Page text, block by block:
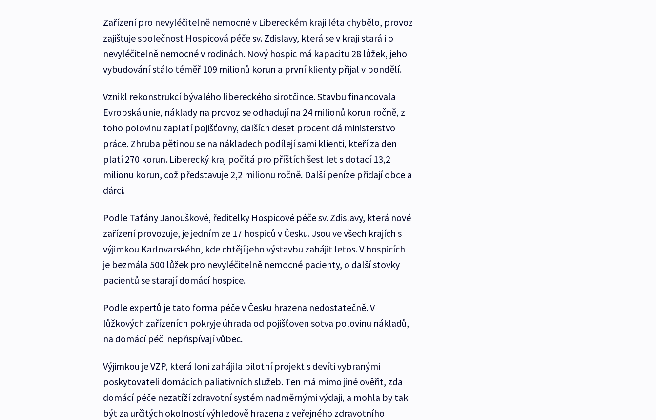
Zařízení pro nevyléčitelně nemocné v Libereckém kraji léta chybělo, provoz
zajišťuje společnost Hospicová péče sv. Zdislavy, která se v kraji stará i o
nevyléčitelně nemocné v rodinách. Nový hospic má kapacitu 28 lůžek, jeho
vybudování stálo téměř 109 milionů korun a první klienty přijal v pondělí.
Vznikl rekonstrukcí bývalého libereckého sirotčince. Stavbu financovala
Evropská unie, náklady na provoz se odhadují na 24 milionů korun ročně, z
toho polovinu zaplatí pojišťovny, dalších deset procent dá ministerstvo
práce. Zhruba pětinou se na nákladech podílejí sami klienti, kteří za den
platí 270 korun. Liberecký kraj počítá pro příštích šest let s dotací 13,2
milionu korun, což představuje 2,2 milionu ročně. Další peníze přidají obce a
dárci.
Podle Taťány Janouškové, ředitelky Hospicové péče sv. Zdislavy, která nové
zařízení provozuje, je jedním ze 17 hospiců v Česku. Jsou ve všech krajích s
výjimkou Karlovarského, kde chtějí jeho výstavbu zahájit letos. V hospicích
je bezmála 500 lůžek pro nevyléčitelně nemocné pacienty, o další stovky
pacientů se starají domácí hospice.
Podle expertů je tato forma péče v Česku hrazena nedostatečně. V
lůžkových zařízeních pokryje úhrada od pojišťoven sotva polovinu nákladů,
na domácí péči nepřispívají vůbec.
Výjimkou je VZP, která loni zahájila pilotní projekt s devíti vybranými
poskytovateli domácích paliativních služeb. Ten má mimo jiné ověřit, zda
domácí péče nezatíží zdravotní systém nadměrnými výdaji, a mohla by tak
být za určitých okolností výhledově hrazena z veřejného zdravotního